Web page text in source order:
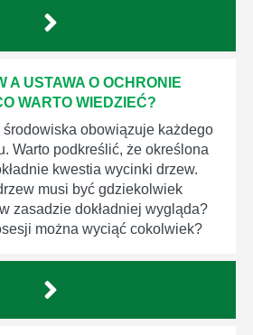
A USTAWA O OCHRONIE
WARTO WIEDZIEĆ?
obowiązuje każdego
Warto podkreślić, że określona
kwestia wycinki drzew.
musi być gdziekolwiek
zasadzie dokładniej wygląda?
można wyciąć cokolwiek?